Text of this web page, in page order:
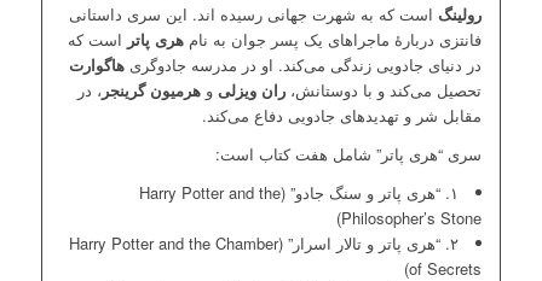
رولینگاست که به شهرت جهانی رسیده اند. این سری داستانی
فانتزی دربارهٔ ماجراهای یک پسر جوان به نام هری پاتر است که
در دنیای جادویی زندگی می‌کند. او در مدرسه جادوگری هاگوارت
تحصیل می‌کند و با دوستانش، ران ویزلی و هرمیون گرینجر ، در
مقابل شر و تهدیدهای جادویی دفاع می‌کند.
سری “هری پاتر” شامل هفت کتاب است:
۱. “هری پاتر و سنگ جادو” (Harry Potter and the
Philosopher’s Stone)
۲. “هری پاتر و تالار اسرار” (Harry Potter and the Chamber
of Secrets)